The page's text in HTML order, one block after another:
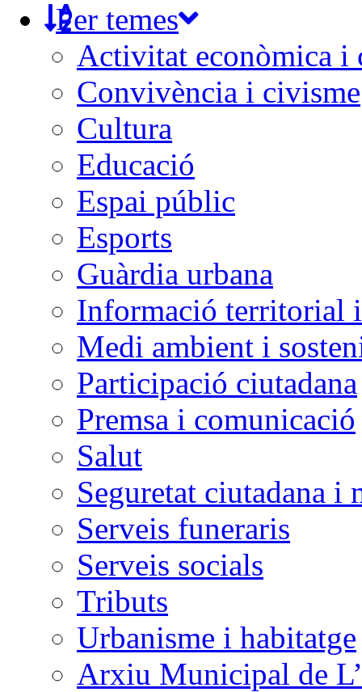
Per temes
Activitat econòmica i
Convivència i civisme
Cultura
Educació
Espai públic
Esports
Guàrdia urbana
Informació territorial
Medi ambient i
Participació ciutadana
Premsa i comunicació
Salut
Seguretat ciutadana i
Serveis funeraris
Serveis socials
Tributs
Urbanisme i habitatge
Arxiu Municipal de